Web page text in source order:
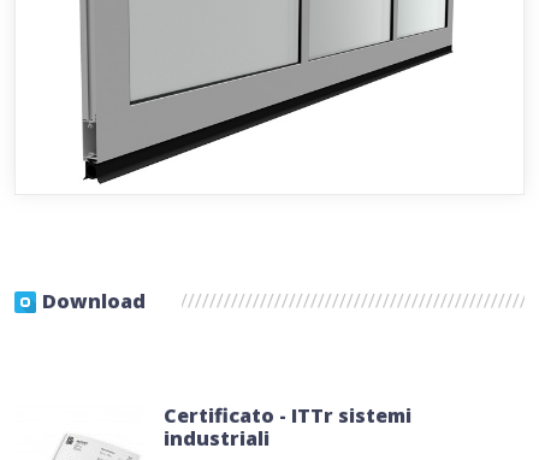
Download
Certificato - ITTr sistemi
industriali